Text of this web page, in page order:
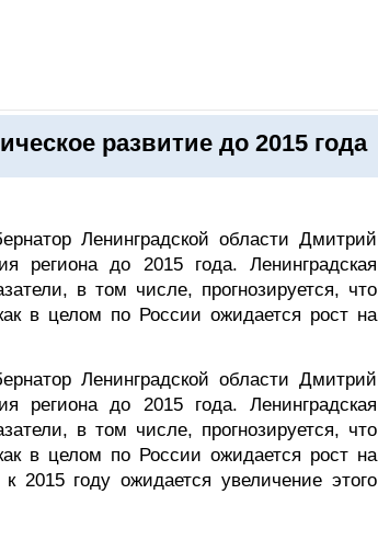
развитие до 2015 года
Ленинградской области Дмитрий
региона до 2015 года. Ленинградская
в том числе, прогнозируется, что
в целом по России ожидается рост на
Ленинградской области Дмитрий
региона до 2015 года. Ленинградская
в том числе, прогнозируется, что
в целом по России ожидается рост на
году ожидается увеличение этого